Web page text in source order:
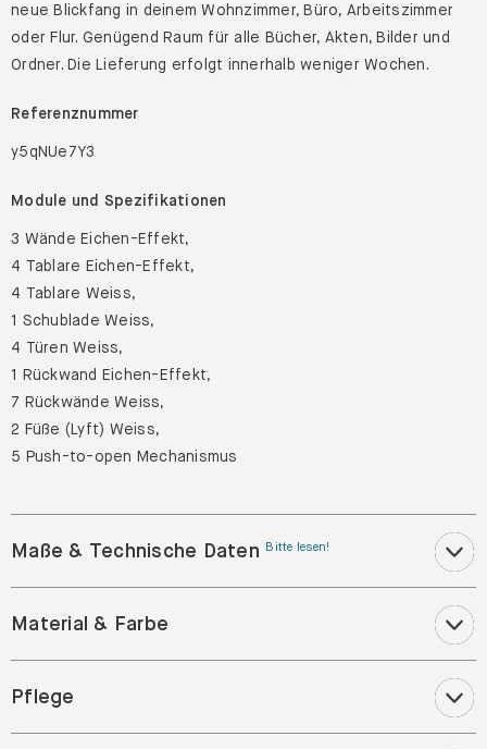
neue Blickfang in deinem Wohnzimmer, Büro, Arbeitszimmer
oder Flur. Genügend Raum für alle Bücher, Akten, Bilder und
Ordner. Die Lieferung erfolgt innerhalb weniger Wochen.
Referenznummer
y5qNUe7Y3
Module und Spezifikationen
3 Wände Eichen-Effekt,
4 Tablare Eichen-Effekt,
4 Tablare Weiss,
1 Schublade Weiss,
4 Türen Weiss,
1 Rückwand Eichen-Effekt,
7 Rückwände Weiss,
2 Füße (Lyft) Weiss,
5 Push-to-open Mechanismus
Maße & Technische Daten Bitte lesen!
Material & Farbe
Pflege